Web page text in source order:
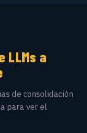
LLMs a
de consolidación
para ver el